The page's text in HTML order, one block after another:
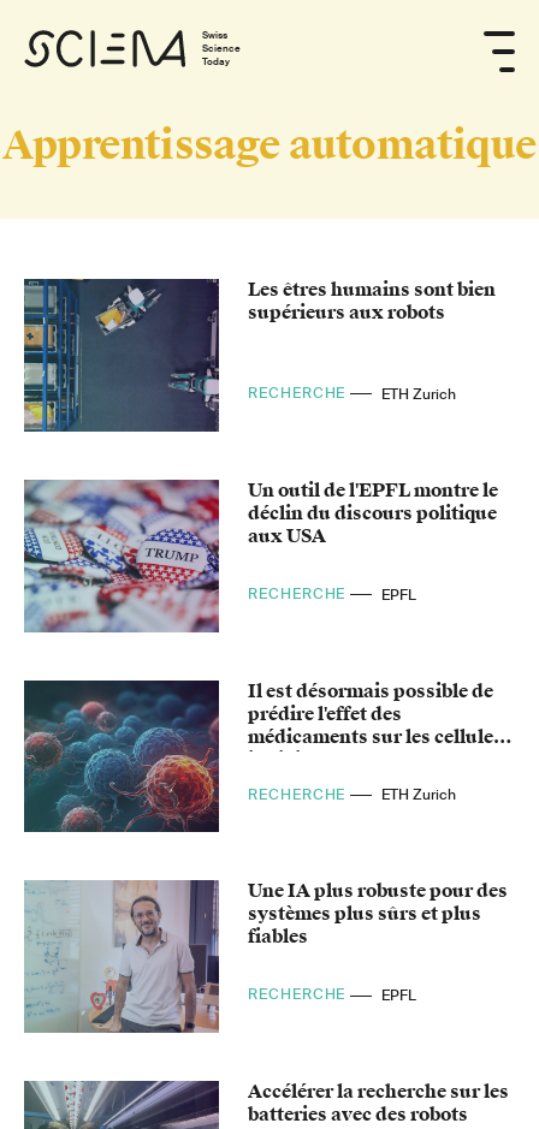
Swiss
Science
Today
Apprentissage automatique
Les êtres humains sont bien
supérieurs aux robots
RECHERCHE ETH Zurich
Un outil de l'EPFL montre le
déclin du discours politique
aux USA
RECHERCHE EPFL
Il est désormais possible de
prédire l'effet des
médicaments sur les cellules
individuelles
RECHERCHE ETH Zurich
Une IA plus robuste pour des
systèmes plus sûrs et plus
fiables
RECHERCHE EPFL
Accélérer la recherche sur les
batteries avec des robots